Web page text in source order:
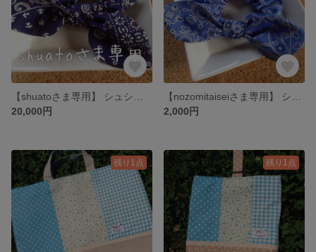
20,000円
2,000円
残り1点 残り1点